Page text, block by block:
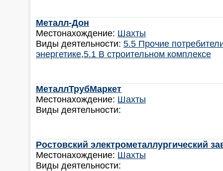
Металл-Дон
Местонахождение: Шахты
Виды деятельности: 5.5 Прочие
энергетике,5.1 В строительном комплексе
МеталлТрубМаркет
Местонахождение: Шахты
Виды деятельности:
Ростовский электрометаллургический
Местонахождение: Шахты
Виды деятельности: